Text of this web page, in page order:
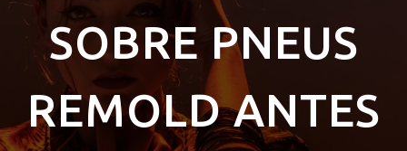
SOBRE PNEUS
REMOLD ANTES